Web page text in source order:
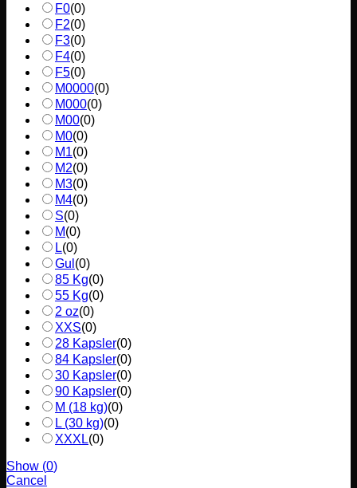
F0(0)
F2(0)
F3(0)
F4(0)
F5(0)
M0000(0)
M000(0)
M00(0)
M0(0)
M1(0)
M2(0)
M3(0)
M4(0)
S(0)
M(0)
L(0)
Gul (0)
85 Kg(0)
55 Kg(0)
2 oz(0)
XXS(0)
28 Kapsler(0)
84 Kapsler(0)
30 Kapsler(0)
90 Kapsler(0)
M (18 kg)(0)
L (30 kg)(0)
XXXL(0)
Show (0)
Cancel